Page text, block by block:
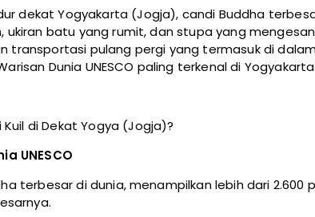
dekat Yogyakarta (Jogja), candi Buddha
batu yang rumit, dan stupa yang
transportasi pulang pergi yang termasuk di
Dunia UNESCO paling terkenal di
di Dekat Yogya (Jogja)?
UNESCO
terbesar di dunia, menampilkan lebih dari